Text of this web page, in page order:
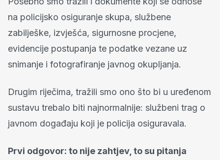
na policijsko osiguranje skupa, službene
zabilješke, izvješća, sigurnosne procjene,
evidencije postupanja te podatke vezane uz
snimanje i fotografiranje javnog okupljanja.
Drugim riječima, tražili smo ono što bi u uređenom
sustavu trebalo biti najnormalnije: službeni trag o
javnom događaju koji je policija osiguravala.
Prvi odgovor: to nije zahtjev, to su pitanja